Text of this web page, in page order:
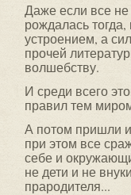
Даже если все не
рождалась
устроением, а
прочей
волшебству.
И среди всего
правил тем
А потом пришли
при этом все
себе и
не дети и не
прародителя...